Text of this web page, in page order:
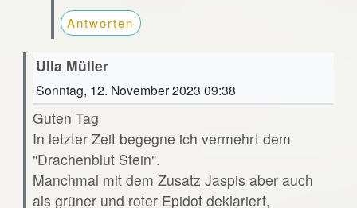
Antworten
Ulla Müller
Sonntag, 12. November 2023 09:38
Guten Tag
In letzter Zeit begegne ich vermehrt dem
"Drachenblut Stein".
Manchmal mit dem Zusatz Jaspis aber auch
als grüner und roter Epidot deklariert,